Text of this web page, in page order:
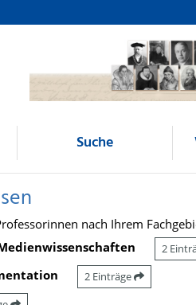
Suche
nach Ihrem
2
2 Einträge